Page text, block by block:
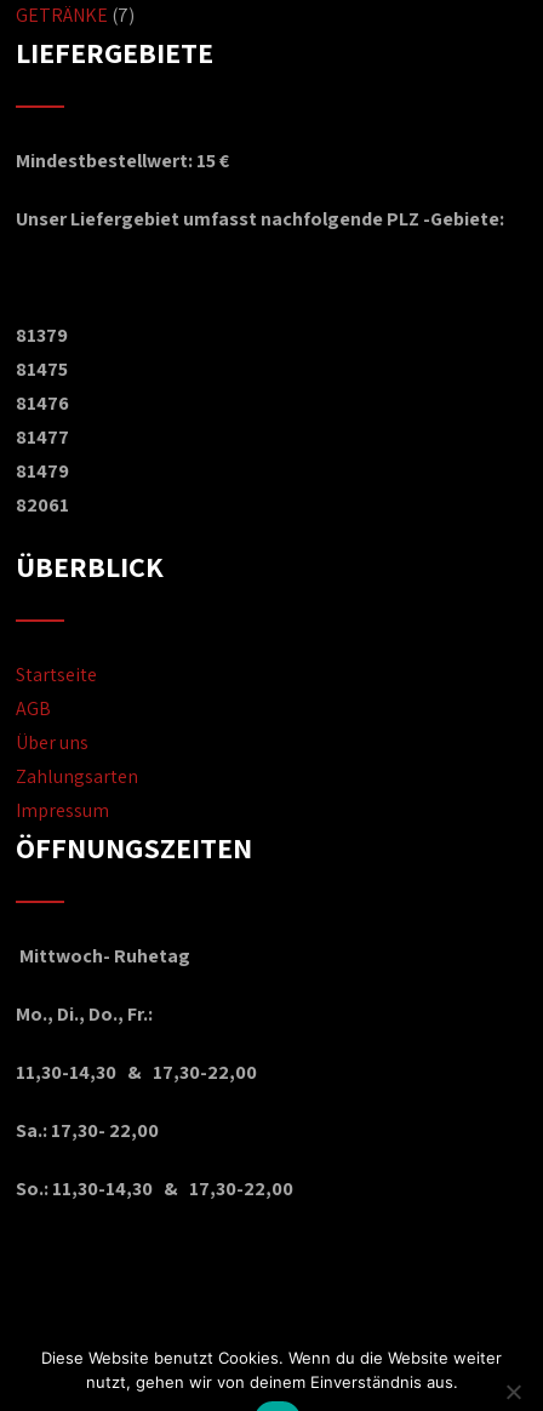
GETRÄNKE (7)
LIEFERGEBIETE
Mindestbestellwert: 15 €
Unser Liefergebiet umfasst nachfolgende PLZ -Gebiete:
81379
81475
81476
81477
81479
82061
ÜBERBLICK
Startseite
AGB
Über uns
Zahlungsarten
Impressum
ÖFFNUNGSZEITEN
Mittwoch- Ruhetag
Mo., Di., Do., Fr.:
11,30-14,30 & 17,30-22,00
Sa.: 17,30- 22,00
So.: 11,30-14,30 & 17,30-22,00
© Copyright 2020 VPDesign
Diese Website benutzt Cookies. Wenn du die Website weiter
nutzt, gehen wir von deinem Einverständnis aus.